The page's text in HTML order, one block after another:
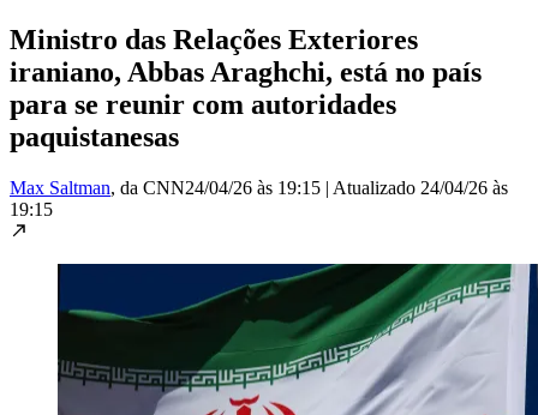
Ministro das Relações Exteriores
iraniano, Abbas Araghchi, está no país
para se reunir com autoridades
paquistanesas
Max Saltman, da CNN24/04/26 às 19:15 | Atualizado 24/04/26 às
19:15